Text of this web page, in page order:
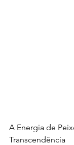
A Energia de
Transcendência